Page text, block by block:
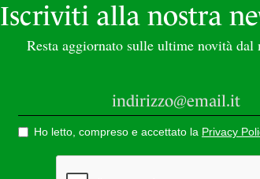
Iscriviti alla nostra
Resta aggiornato sulle ultime novità dal
Ho letto, compreso e accettato la Privacy